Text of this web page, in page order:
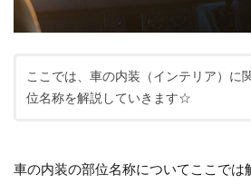
ここでは、車の内装（インテリア）に
位名称を解説していきます☆
車の内装の部位名称についてここでは